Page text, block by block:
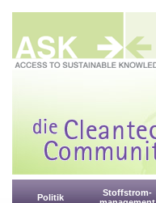
Politik
Stoffstrom-